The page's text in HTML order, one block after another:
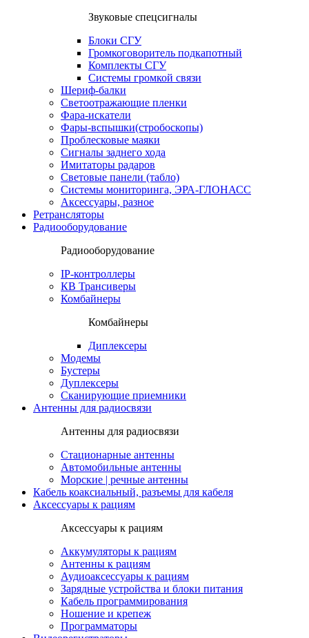
Звуковые спецсигналы
Блоки СГУ
Громкоговоритель подкапотный
Комплекты СГУ
Системы громкой связи
Шериф-балки
Светоотражающие пленки
Фара-искатели
Фары-вспышки(стробоскопы)
Проблесковые маяки
Сигналы заднего хода
Имитаторы радаров
Световые панели (табло)
Системы мониторинга, ЭРА-ГЛОНАСС
Аксессуары, разное
Ретрансляторы
Радиооборудование
Радиооборудование
IP-контроллеры
КВ Трансиверы
Комбайнеры
Комбайнеры
Диплексеры
Модемы
Бустеры
Дуплексеры
Сканирующие приемники
Антенны для радиосвязи
Антенны для радиосвязи
Стационарные антенны
Автомобильные антенны
Морские | речные антенны
Кабель коаксиальный, разъемы для кабеля
Аксессуары к рациям
Аксессуары к рациям
Аккумуляторы к рациям
Антенны к рациям
Аудиоаксессуары к рациям
Зарядные устройства и блоки питания
Кабель программирования
Ношение и крепеж
Программаторы